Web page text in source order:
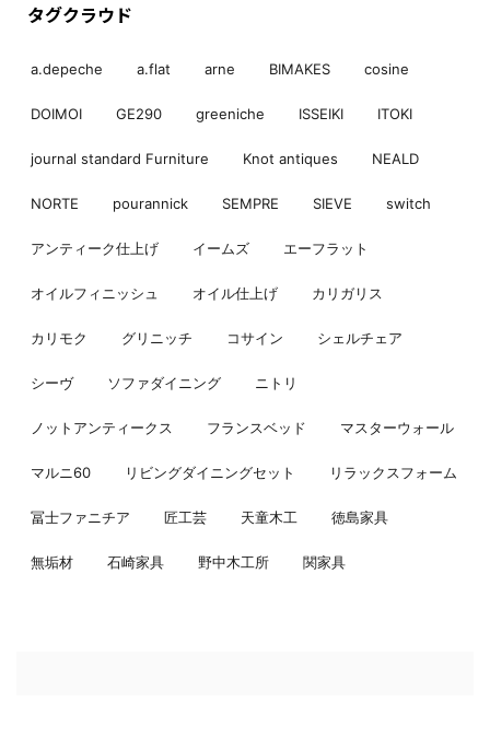
タグクラウド
a.depeche a.flat arne BIMAKES cosine
DOIMOI GE290 greeniche ISSEIKI ITOKI
journal standard Furniture Knot antiques NEALD
NORTE pourannick SEMPRE SIEVE switch
アンティーク仕上げ イームズ エーフラット
オイルフィニッシュ オイル仕上げ カリガリス
カリモク グリニッチ コサイン シェルチェア
シーヴ ソファダイニング ニトリ
ノットアンティークス フランスベッド マスターウォール
マルニ60 リビングダイニングセット リラックスフォーム
冨士ファニチア 匠工芸 天童木工 徳島家具
無垢材 石崎家具 野中木工所 関家具